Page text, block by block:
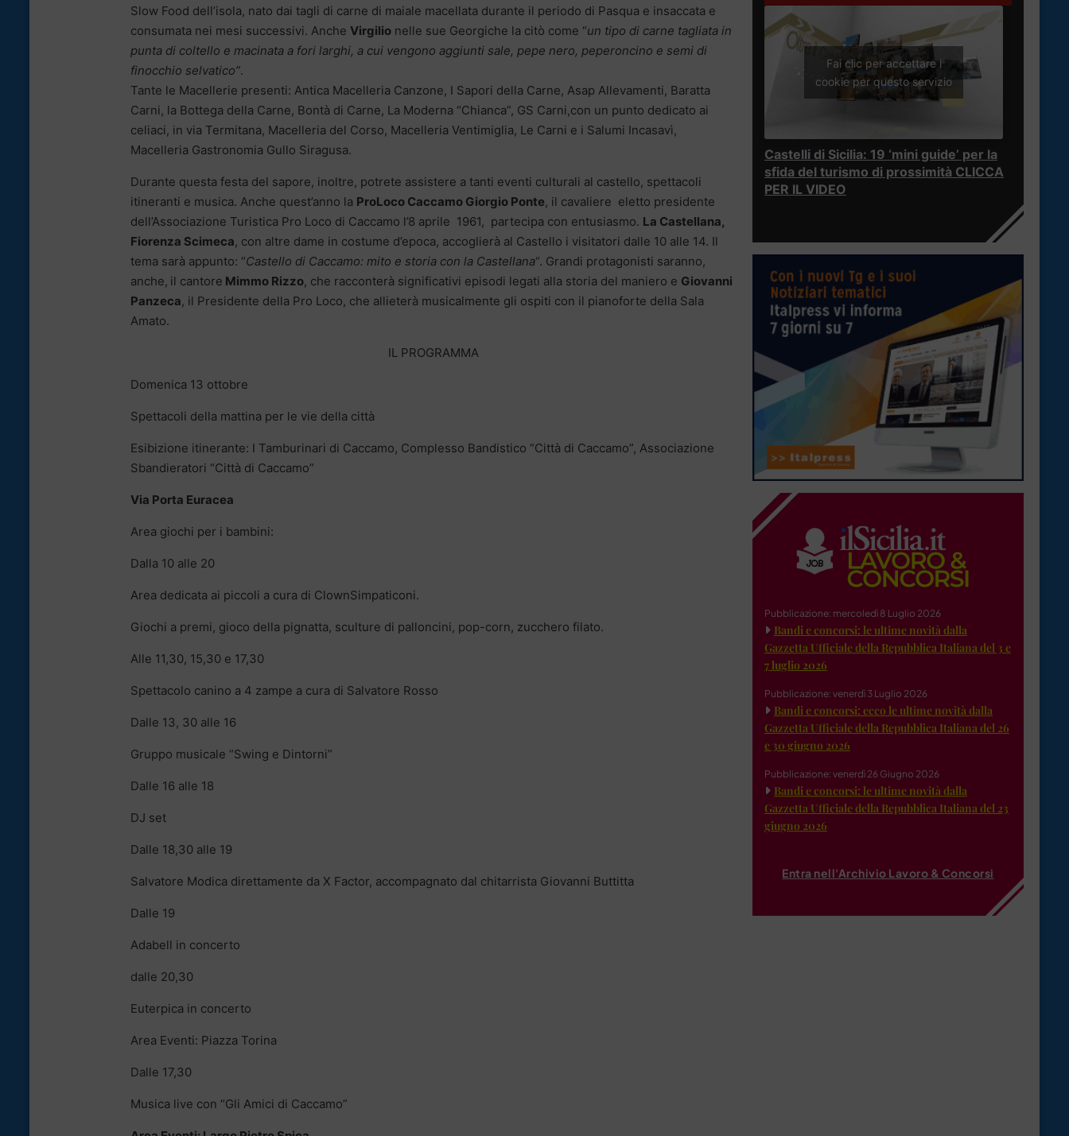
Slow Food dell’isola, nato dai tagli di carne di maiale macellata durante il periodo di Pasqua e insaccata e
consumata nei mesi successivi. Anche Virgilio nelle sue Georgiche la citò come “un tipo di carne tagliata in
punta di coltello e macinata a fori larghi, a cui vengono aggiunti sale, pepe nero, peperoncino e semi di
finocchio selvatico”.
Tante le Macellerie presenti: Antica Macelleria Canzone, I Sapori della Carne, Asap Allevamenti, Baratta
Carni, la Bottega della Carne, Bontà di Carne, La Moderna “Chianca”, GS Carni,con un punto dedicato ai
celiaci, in via Termitana, Macelleria del Corso, Macelleria Ventimiglia, Le Carni e i Salumi Incasavì,
Macelleria Gastronomia Gullo Siragusa.
Durante questa festa del sapore, inoltre, potrete assistere a tanti eventi culturali al castello, spettacoli
itineranti e musica. Anche quest’anno la ProLoco Caccamo Giorgio Ponte, il cavaliere eletto presidente
dell’Associazione Turistica Pro Loco di Caccamo l’8 aprile 1961, partecipa con entusiasmo. La Castellana,
Fiorenza Scimeca, con altre dame in costume d’epoca, accoglierà al Castello i visitatori dalle 10 alle 14. Il
tema sarà appunto: “Castello di Caccamo: mito e storia con la Castellana“. Grandi protagonisti saranno,
anche, il cantore Mimmo Rizzo, che racconterà significativi episodi legati alla storia del maniero e Giovanni
Panzeca, il Presidente della Pro Loco, che allieterà musicalmente gli ospiti con il pianoforte della Sala
Amato.
IL PROGRAMMA
Domenica 13 ottobre
Spettacoli della mattina per le vie della città
Esibizione itinerante: I Tamburinari di Caccamo, Complesso Bandistico “Città di Caccamo”, Associazione
Sbandieratori “Città di Caccamo”
Via Porta Euracea
Area giochi per i bambini:
Dalla 10 alle 20
Area dedicata ai piccoli a cura di ClownSimpaticoni.
Giochi a premi, gioco della pignatta, sculture di palloncini, pop-corn, zucchero filato.
Alle 11,30, 15,30 e 17,30
Spettacolo canino a 4 zampe a cura di Salvatore Rosso
Dalle 13, 30 alle 16
Gruppo musicale “Swing e Dintorni”
Dalle 16 alle 18
DJ set
Dalle 18,30 alle 19
Salvatore Modica direttamente da X Factor, accompagnato dal chitarrista Giovanni Buttitta
Dalle 19
Adabell in concerto
dalle 20,30
Euterpica in concerto
Area Eventi: Piazza Torina
Dalle 17,30
Musica live con “Gli Amici di Caccamo”
Fai clic per accettare i
cookie per questo servizio
Castelli di Sicilia: 19 ‘mini guide’ per la
sfida del turismo di prossimità CLICCA
PER IL VIDEO
Pubblicazione: mercoledì 8 Luglio 2026
Bandi e concorsi: le ultime novità dalla
Gazzetta Ufficiale della Repubblica Italiana del 3 e
7 luglio 2026
Pubblicazione: venerdì 3 Luglio 2026
Bandi e concorsi: ecco le ultime novità dalla
Gazzetta Ufficiale della Repubblica Italiana del 26
e 30 giugno 2026
Pubblicazione: venerdì 26 Giugno 2026
Bandi e concorsi: le ultime novità dalla
Gazzetta Ufficiale della Repubblica Italiana del 23
giugno 2026
Entra nell'Archivio Lavoro & Concorsi